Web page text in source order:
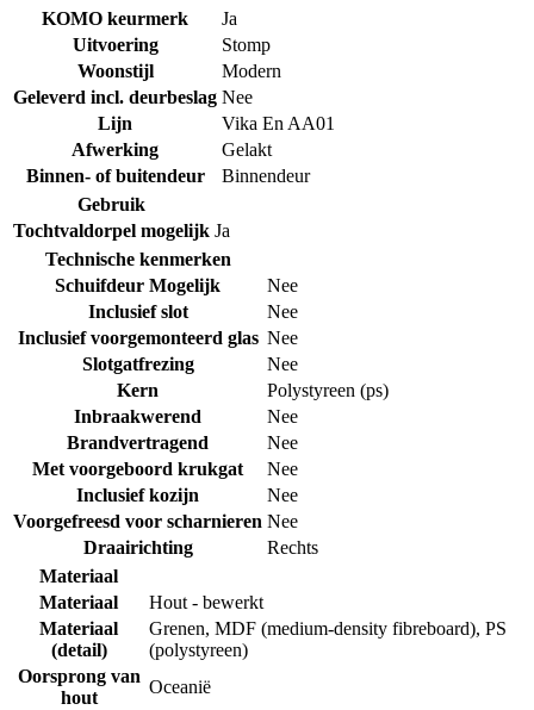
KOMO keurmerk
Ja
Uitvoering
Stomp
Woonstijl
Modern
Geleverd incl. deurbeslag Nee
Lijn
Vika En AA01
Afwerking
Gelakt
Binnen- of buitendeur
Binnendeur
Gebruik
Tochtvaldorpel mogelijk Ja
Technische kenmerken
Schuifdeur Mogelijk
Nee
Inclusief slot
Nee
Inclusief voorgemonteerd glas Nee
Slotgatfrezing
Nee
Kern
Polystyreen (ps)
Inbraakwerend
Nee
Brandvertragend
Nee
Met voorgeboord krukgat
Nee
Inclusief kozijn
Nee
Voorgefreesd voor scharnieren Nee
Draairichting
Rechts
Materiaal
Materiaal
Hout - bewerkt
Materiaal
(detail)
Grenen, MDF (medium-density fibreboard), PS
(polystyreen)
Oorsprong van
hout
Oceanië